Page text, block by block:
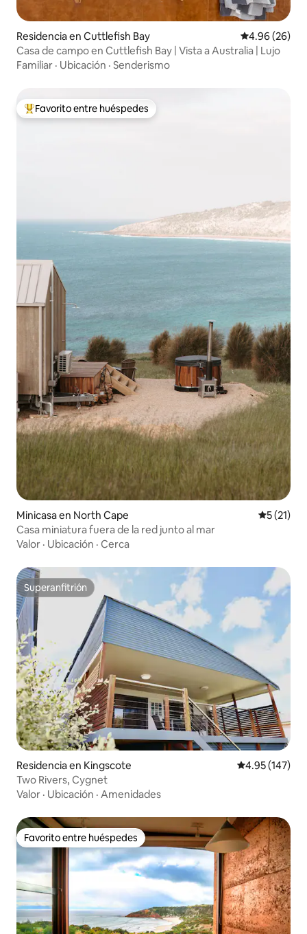
Residencia en Cuttlefish Bay Calificación
4.96 (26)
Casa de campo en Cuttlefish Bay | Vista a Australia | Lujo
Familiar · Ubicación · Senderismo
De los mejores en Favorito entre huéspedes
Favorito entre huéspedes
Minicasa en North Cape
5 (21)
Casa miniatura fuera de la red junto al mar
Valor · Ubicación · Cerca
Superanfitrión
Superanfitrión
Residencia en Kingscote Calificación
4.95 (147)
Two Rivers, Cygnet
Valor · Ubicación · Amenidades
Favorito entre huéspedes
Favorito entre huéspedes